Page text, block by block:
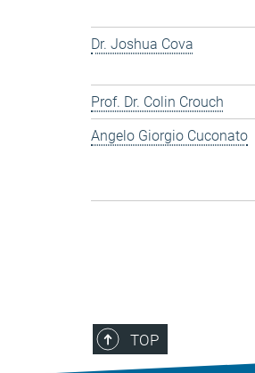
Dr. Joshua Cova
Prof. Dr. Colin Crouch
Angelo Giorgio Cuconato
TOP